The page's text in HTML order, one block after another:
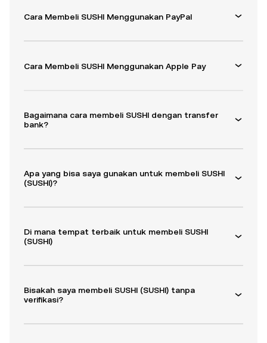
Cara Membeli SUSHI Menggunakan PayPal
Cara Membeli SUSHI Menggunakan Apple Pay
Bagaimana cara membeli SUSHI dengan transfer
bank?
Apa yang bisa saya gunakan untuk membeli SUSHI
(SUSHI)?
Di mana tempat terbaik untuk membeli SUSHI
(SUSHI)
Bisakah saya membeli SUSHI (SUSHI) tanpa
verifikasi?